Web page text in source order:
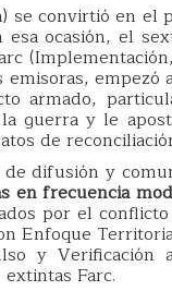
se convirtió en
esa ocasión, el
empezó
armado,
guerra y le
de
difusión y
en frecuencia
por el
Enfoque
y Verificación
Farc.